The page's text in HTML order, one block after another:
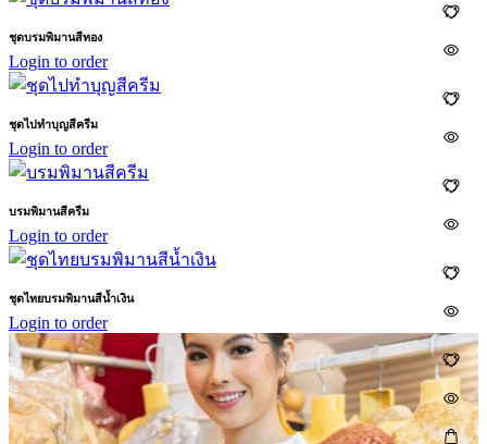
ชุดบรมพิมานสีทอง
Login to order
ชุดไปทำบุญสีครีม
Login to order
บรมพิมานสีครีม
Login to order
ชุดไทยบรมพิมานสีน้ำเงิน
Login to order